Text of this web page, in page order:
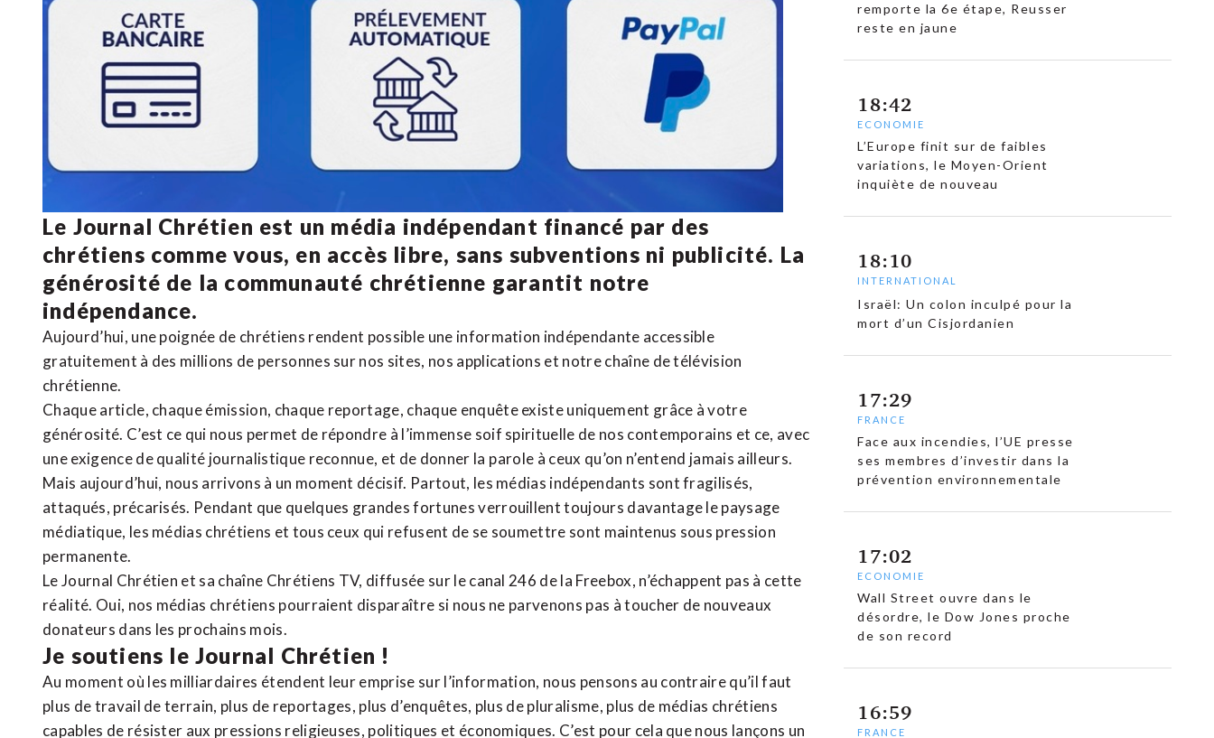
Le Journal Chrétien est un média indépendant financé par des
chrétiens comme vous, en accès libre, sans subventions ni publicité. La
générosité de la communauté chrétienne garantit notre
indépendance.
Aujourd’hui, une poignée de chrétiens rendent possible une information indépendante accessible
gratuitement à des millions de personnes sur nos sites, nos applications et notrechaîne de télévision
chrétienne.
Chaque article, chaque émission, chaque reportage, chaque enquête existe uniquement grâce à votre
générosité. C’est ce qui nous permet de répondre à l’immense soif spirituelle de nos contemporains et ce, avec
une exigence de qualité journalistique reconnue, et de donner la parole à ceux qu’on n’entend jamais ailleurs.
Mais aujourd’hui, nous arrivons à un moment décisif. Partout, les médias indépendants sont fragilisés,
attaqués, précarisés. Pendant que quelques grandes fortunes verrouillent toujours davantage le paysage
médiatique, les médias chrétiens et tous ceux qui refusent de se soumettre sont maintenus sous pression
permanente.
Le Journal Chrétien et sa chaîne Chrétiens TV, diffusée sur le canal 246 de la Freebox, n’échappent pas à cette
réalité. Oui, nos médias chrétiens pourraient disparaître si nous ne parvenons pas à toucher de nouveaux
donateurs dans les prochains mois.
Je soutiens le Journal Chrétien !
Au moment où les milliardaires étendent leur emprise sur l’information, nous pensons au contraire qu’il faut
plus de travail de terrain, plus de reportages, plus d’enquêtes, plus de pluralisme, plus de médias chrétiens
capables de résister aux pressions religieuses, politiques et économiques. C’est pour cela que nous lançons un
remporte la 6e étape, Reusser
reste en jaune
18:42
ECONOMIE
L’Europe finit sur de faibles
variations, le Moyen-Orient
inquiète de nouveau
18:10
INTERNATIONAL
Israël: Un colon inculpé pour la
mort d’un Cisjordanien
17:29
FRANCE
Face aux incendies, l’UE presse
ses membres d’investir dans la
prévention environnementale
17:02
ECONOMIE
Wall Street ouvre dans le
désordre, le Dow Jones proche
de son record
16:59
FRANCE